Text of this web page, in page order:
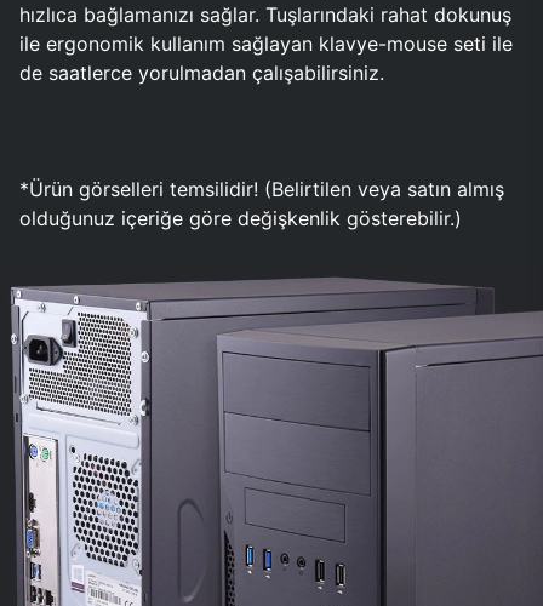
hızlıca bağlamanızı sağlar. Tuşlarındaki rahat dokunuş
ile ergonomik kullanım sağlayan klavye-mouse seti ile
de saatlerce yorulmadan çalışabilirsiniz.
*Ürün görselleri temsilidir! (Belirtilen veya satın almış
olduğunuz içeriğe göre değişkenlik gösterebilir.)